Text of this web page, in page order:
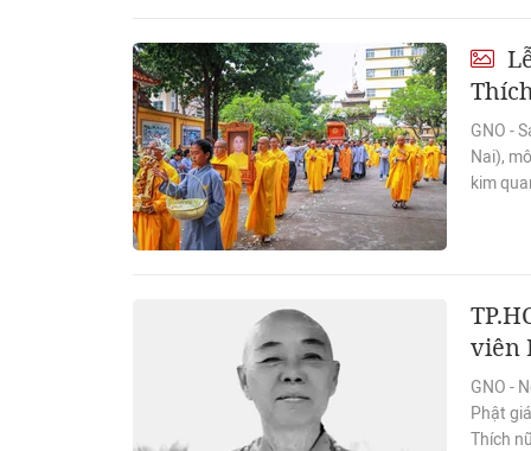
GNO -
Nai),
kim
viên
GNO -
Phật
Thích